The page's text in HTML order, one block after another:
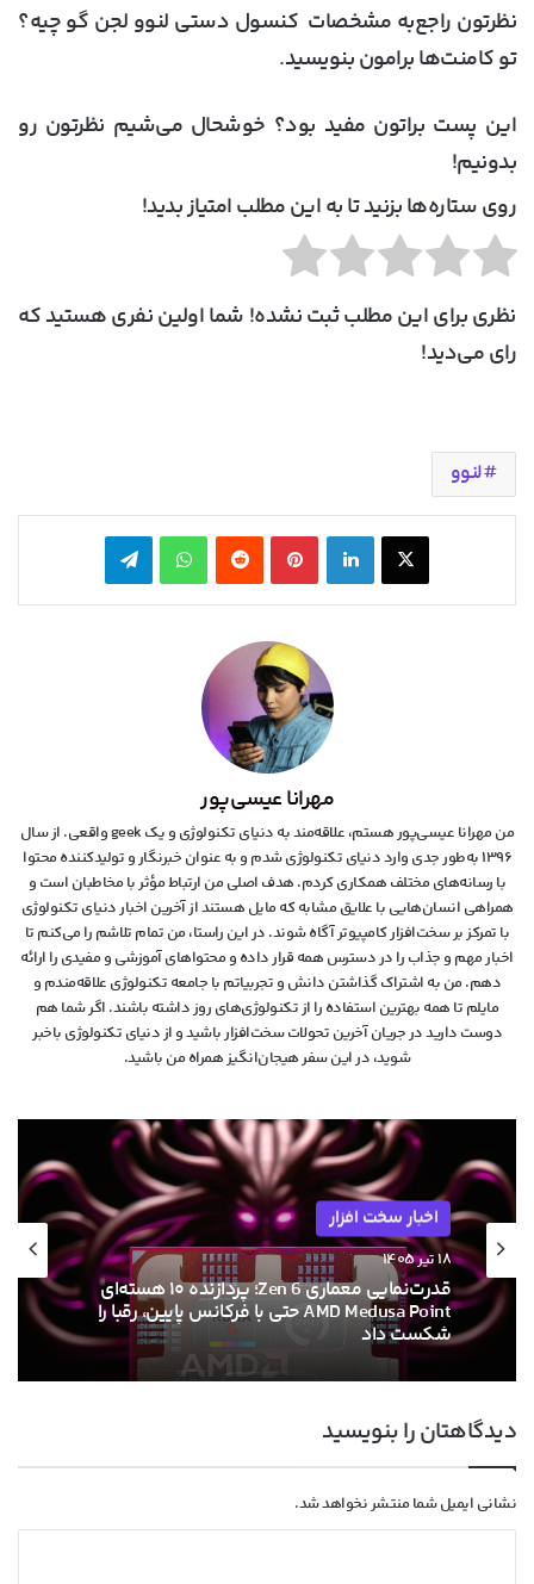
نظرتون راجع‌به مشخصات کنسول دستی لنوو لجن گو چیه؟
تو کامنت‌ها برامون بنویسید.
این پست براتون مفید بود؟ خوشحال می‌شیم نظرتون رو
بدونیم!
روی ستاره‌ها بزنید تا به این مطلب امتیاز بدید!
نظری برای این مطلب ثبت نشده! شما اولین نفری هستید که
رای می‌دید!
لنوو
X لینکدین ‫پین‌ترست‫رددیت واتس آپ تلگرام
مهرانا عیسی‌پور
من مهرانا عیسی‌پور هستم، علاقه‌مند به دنیای تکنولوژی و یک geek واقعی. از سال
۱۳۹۶ به‌طور جدی وارد دنیای تکنولوژی شدم و به عنوان خبرنگار و تولیدکننده محتوا
با رسانه‌های مختلف همکاری کردم. هدف اصلی من ارتباط مؤثر با مخاطبان است و
همراهی انسان‌هایی با علایق مشابه که مایل هستند از آخرین اخبار دنیای تکنولوژی
با تمرکز بر سخت‌افزار کامپیوتر آگاه شوند. در این راستا، من تمام تلاشم را می‌کنم تا
اخبار مهم و جذاب را در دسترس همه قرار داده و محتواهای آموزشی و مفیدی را ارائه
دهم. من به اشتراک گذاشتن دانش و تجربیاتم با جامعه تکنولوژی علاقه‌مندم و
مایلم تا همه بهترین استفاده را از تکنولوژی‌های روز داشته باشند. اگر شما هم
دوست دارید در جریان آخرین تحولات سخت‌افزار باشید و از دنیای تکنولوژی‌ باخبر
شوید، در این سفر هیجان‌انگیز همراه من باشید.
اخبار سخت افزار
۱۸ تیر ۱۴۰۵
قدرت‌نمایی معماری Zen 6؛ پردازنده ۱۰ هسته‌ای
AMD Medusa Point حتی با فرکانس پایین، رقبا را
شکست داد
دیدگاهتان را بنویسید
نشانی ایمیل شما منتشر نخواهد شد.